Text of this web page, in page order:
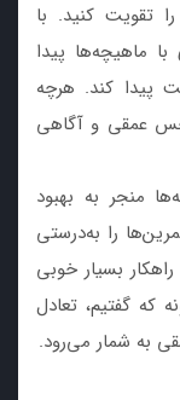
تقویت کنید. با
ماهیچه‌ها پیدا
پیدا کند. هرچه
حس عمقی و آگاهی
منجر به بهبود
را به‌درستی
بسیار خوبی
که گفتیم، تعادل
به شمار می‌رود.